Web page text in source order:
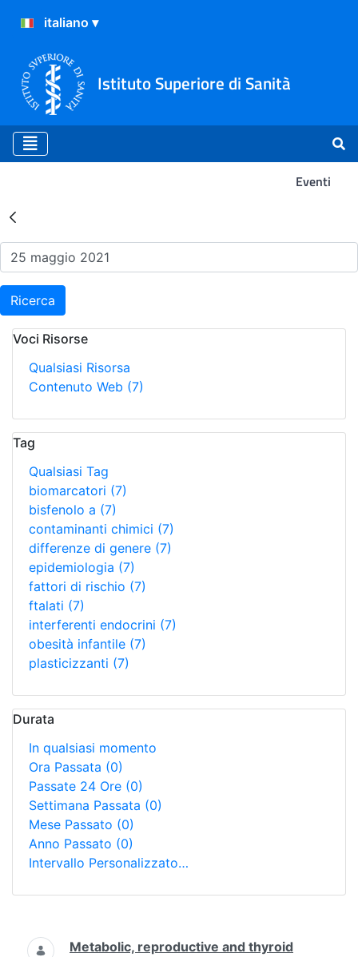
Istituto Superiore di Sanità
Eventi
Risultati della Ricerca -
Ricerca
Voci Risorse
Qualsiasi Risorsa
Contenuto Web (7)
Tag
Qualsiasi Tag
biomarcatori (7)
bisfenolo a (7)
contaminanti chimici (7)
differenze di genere (7)
epidemiologia (7)
fattori di rischio (7)
ftalati (7)
interferenti endocrini (7)
obesità infantile (7)
plasticizzanti (7)
Durata
In qualsiasi momento
Ora Passata (0)
Passate 24 Ore (0)
Settimana Passata (0)
Mese Passato (0)
Anno Passato (0)
Intervallo Personalizzato…
Ricerca
Metabolic, reproductive and thyroid